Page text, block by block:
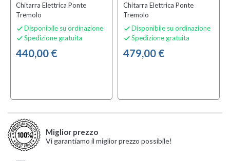
Chitarra Elettrica Ponte
Tremolo
 Disponibile su ordinazione
 Spedizione gratuita
440,00 €
Chitarra Elettrica Ponte
Tremolo
 Disponibile su ordinazione
 Spedizione gratuita
479,00 €
Miglior prezzo
Vi garantiamo il miglior prezzo possibile!